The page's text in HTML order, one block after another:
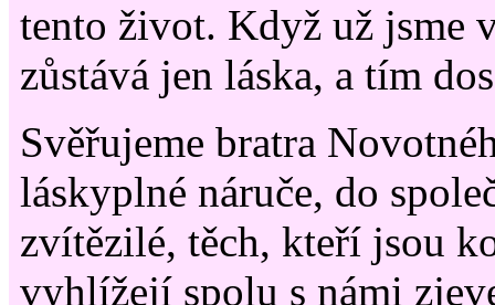
tento život. Když už jsme
zůstává jen láska, a tím
Svěřujeme bratra
láskyplné náruče, do
zvítězilé, těch, kteří jsou
vyhlížejí spolu s námi